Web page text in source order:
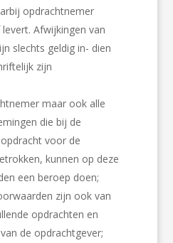
opdrachtnemer
Afwijkingen van
slechts geldig in- dien
zijn
maar ook alle
die bij de
voor de
kunnen op deze
een beroep doen;
zijn ook van
opdrachten en
de opdrachtgever;